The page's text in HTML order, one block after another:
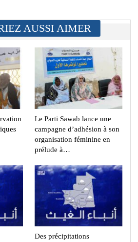
AUSSI AIMER
Le Parti Sawab lance une
campagne d’adhésion à son
organisation féminine en
prélude à…
Des précipitations